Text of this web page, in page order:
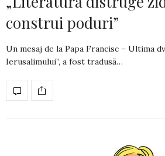
construi poduri”
Un mesaj de la Papa Francisc – Ultima
Ierusali­mu­lui”, a fost tradusă…